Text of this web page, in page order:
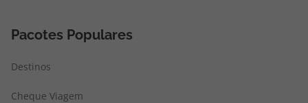
Pacotes Populares
Destinos
Cheque Viagem